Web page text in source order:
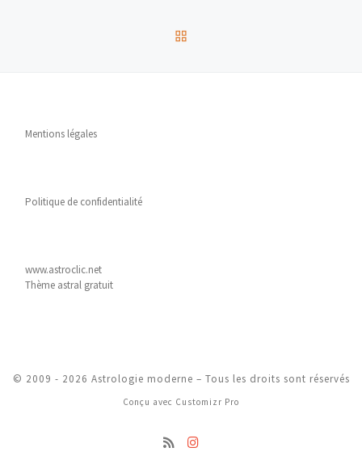
Mentions légales
Politique de confidentialité
www.astroclic.net
Thème astral gratuit
© 2009 - 2026 Astrologie moderne – Tous les droits sont réservés
Conçu avec Customizr Pro